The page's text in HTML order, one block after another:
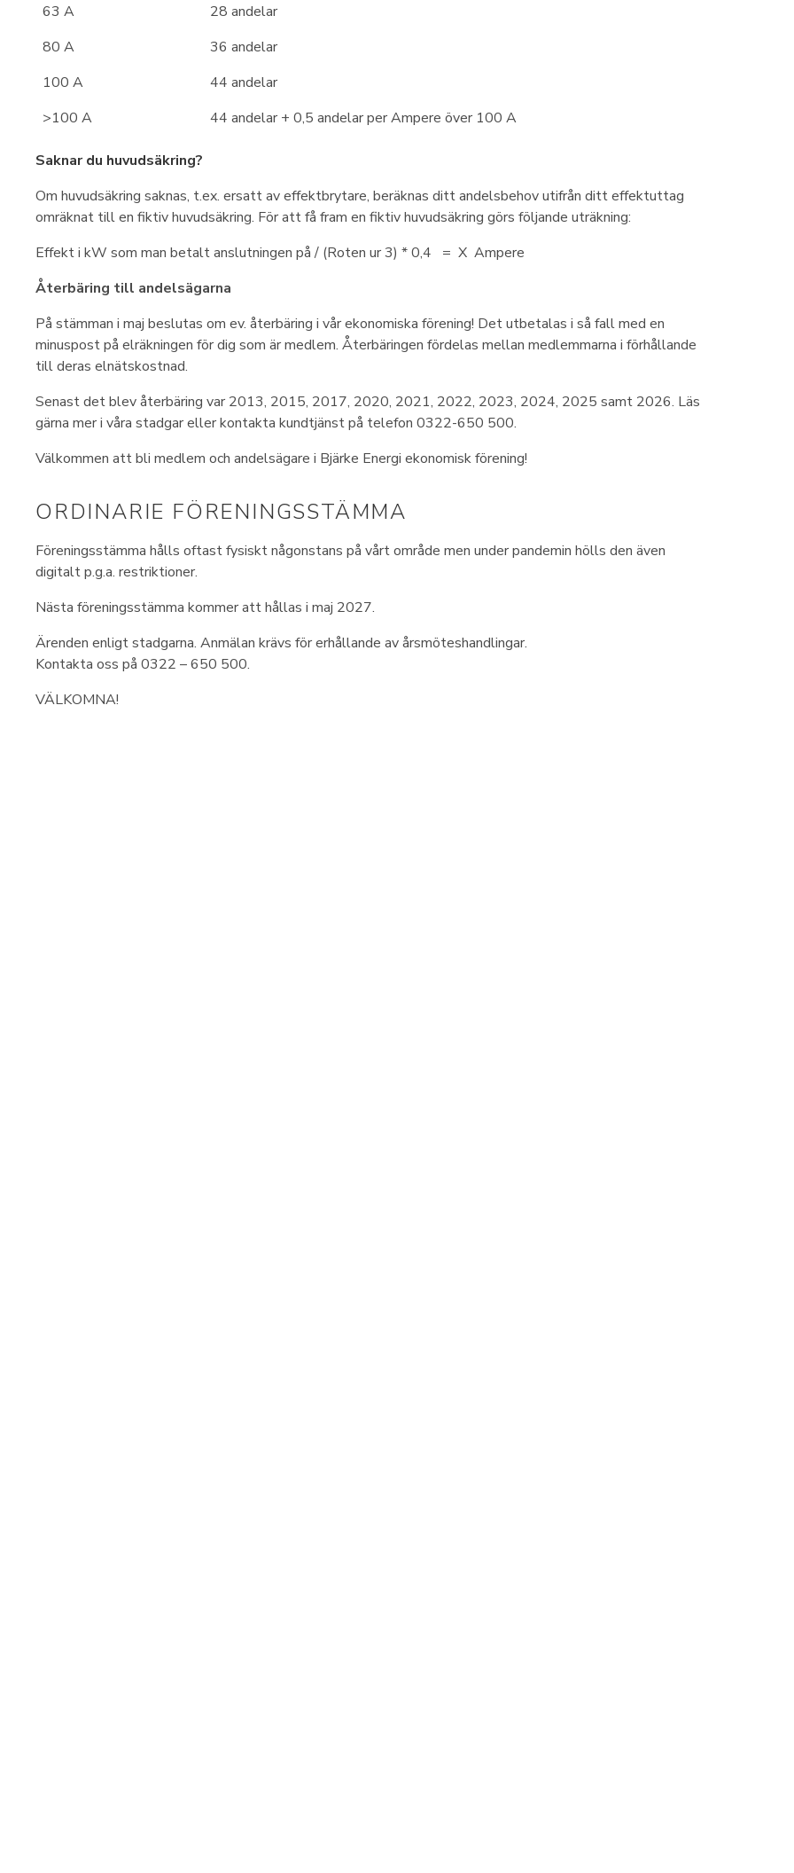
63 A
28 andelar
80 A
36 andelar
100 A
44 andelar
>100 A
44 andelar + 0,5 andelar per Ampere över 100 A
Saknar du huvudsäkring?
Om huvudsäkring saknas, t.ex. ersatt av effektbrytare, beräknas ditt andelsbehov utifrån ditt effektuttag
omräknat till en fiktiv huvudsäkring. För att få fram en fiktiv huvudsäkring görs följande uträkning:
Effekt i kW som man betalt anslutningen på / (Roten ur 3) * 0,4 = X Ampere
Återbäring till andelsägarna
På stämman i maj beslutas om ev. återbäring i vår ekonomiska förening! Det utbetalas i så fall med en
minuspost på elräkningen för dig som är medlem. Återbäringen fördelas mellan medlemmarna i förhållande
till deras elnätskostnad.
Senast det blev återbäring var 2013, 2015, 2017, 2020, 2021, 2022, 2023, 2024, 2025 samt 2026. Läs
gärna mer i våra stadgar eller kontakta kundtjänst på telefon 0322-650 500.
Välkommen att bli medlem och andelsägare i Bjärke Energi ekonomisk förening!
ORDINARIE FÖRENINGSSTÄMMA
Föreningsstämma hålls oftast fysiskt någonstans på vårt område men under pandemin hölls den även
digitalt p.g.a. restriktioner.
Nästa föreningsstämma kommer att hållas i maj 2027.
Ärenden enligt stadgarna. Anmälan krävs för erhållande av årsmöteshandlingar.
Kontakta oss på 0322 – 650 500.
VÄLKOMNA!